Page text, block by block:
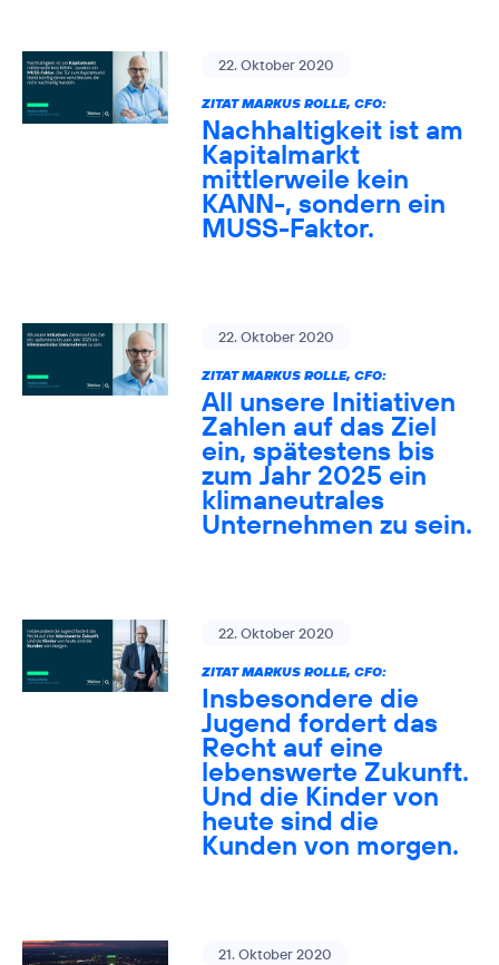
22. Oktober 2020
ZITAT MARKUS ROLLE, CFO:
Nachhaltigkeit ist am
Kapitalmarkt
mittlerweile kein
KANN-, sondern ein
MUSS-Faktor.
22. Oktober 2020
ZITAT MARKUS ROLLE, CFO:
All unsere Initiativen
Zahlen auf das Ziel
ein, spätestens bis
zum Jahr 2025 ein
klimaneutrales
Unternehmen zu sein.
22. Oktober 2020
ZITAT MARKUS ROLLE, CFO:
Insbesondere die
Jugend fordert das
Recht auf eine
lebenswerte Zukunft.
Und die Kinder von
heute sind die
Kunden von morgen.
21. Oktober 2020